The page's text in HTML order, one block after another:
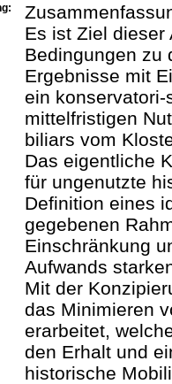
Es ist Ziel dieser
Bedingungen zu
Ergebnisse mit
ein
mittelfristigen
biliars vom
Das eigentliche
für ungenutzte
Definition eines
gegebenen
Einschränkung
Aufwands
Mit der
das Minimieren
erarbeitet,
den Erhalt und
historische